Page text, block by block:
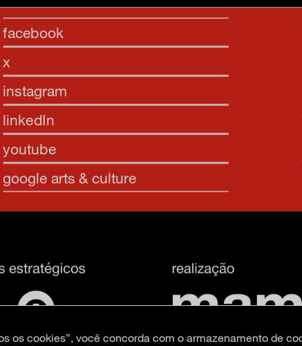
facebook
x
instagram
linkedIn
youtube
google arts & culture
os cookies”, você concorda com o armazenamento de